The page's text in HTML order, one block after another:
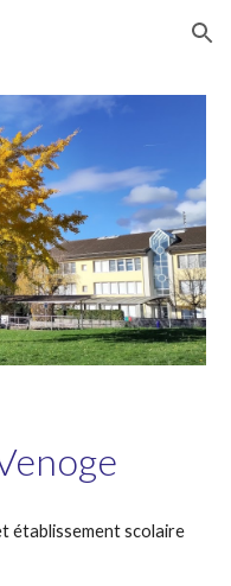
Skip to navigation
établissement scolaire